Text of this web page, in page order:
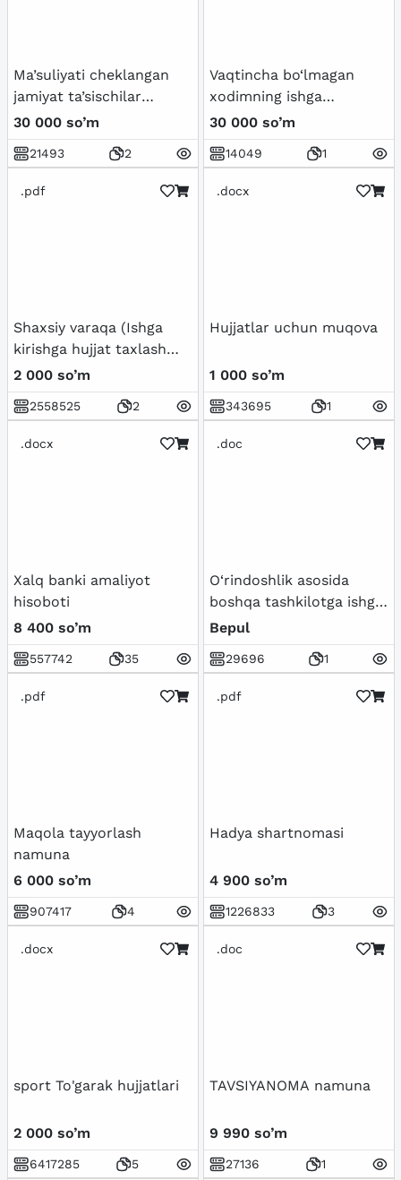
Ma’suliyati cheklangan
jamiyat ta’sischilar
yig‘ilishi bayonnomasi
30 000 so’m
21493 2
Vaqtincha bo‘lmagan
xodimning ishga
chiqquniga qadar –
muddatli mehnat
shartnomasi asosida
ishga qabul qilish
30 000 so’m
14049 1
.pdf
Shaxsiy varaqa (Ishga
kirishga hujjat taxlash
uchun) kerakli blanka
2 000 so’m
2558525 2
.docx
Hujjatlar uchun muqova
1 000 so’m
343695 1
.docx
Xalq banki amaliyot
hisoboti
8 400 so’m
557742 35
.doc
O‘rindoshlik asosida
boshqa tashkilotga ishga
kirish uchun asosiy ish
joyidan beriladigan
MA’LUMOTNOMA
Bepul
29696 1
.pdf
Maqola tayyorlash
namuna
6 000 so’m
907417 4
.pdf
Hadya shartnomasi
4 900 so’m
1226833 3
.docx
sport To'garak hujjatlari
2 000 so’m
6417285 5
.doc
TAVSIYANOMA namuna
9 990 so’m
27136 1